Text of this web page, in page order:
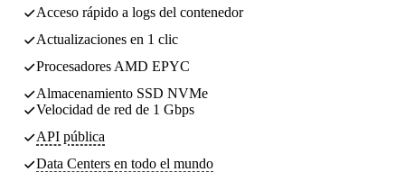
Acceso rápido a logs del contenedor
Actualizaciones en 1 clic
Procesadores AMD EPYC
Almacenamiento SSD NVMe
Velocidad de red de 1 Gbps
API pública
Data Centers en todo el mundo